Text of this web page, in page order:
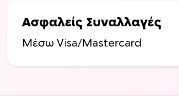
Ασφαλείς Συναλλαγές
Μέσω Visa/Mastercard